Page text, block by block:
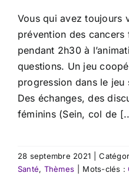
Vous qui avez toujours
prévention des
pendant 2h30 à
questions. Un jeu
progression dans le
Des échanges, des
féminins (Sein, col de
28 septembre 2021
Santé, Thèmes Mots-clés :